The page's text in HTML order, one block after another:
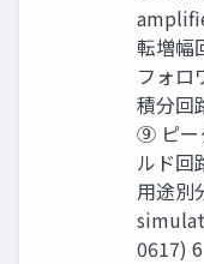
転増幅
フォ
積分回
⑨ ピー
ルド回
用途別
0617) 6